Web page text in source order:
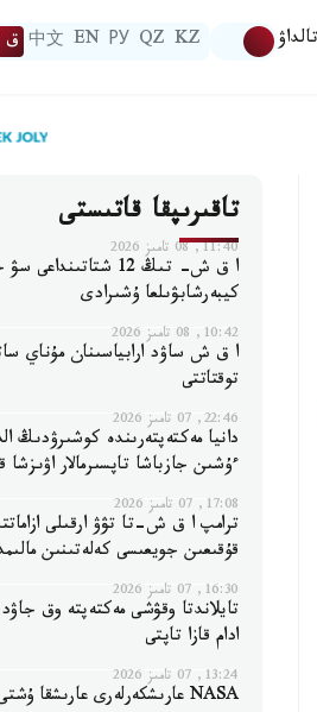
تالداۋ KZ
QZ
РУ
EN
中文 ق
تاقىرىپقا قاتىستى
11:40, 08 تامىز 2026
ا ق ش- تىڭ 12
كيبەرشابۋىلعا ۇشىرادى
10:42, 08 تامىز 2026
ا ق ش ساۋد ارابياسىنان مۇناي
توقتاتتى
22:46, 07 تامىز 2026
دانيا مەكتەپتەرىندە كوشىرۋدىڭ
ءۇشىن جازباشا تاپسىرمالار اۋىزشا
17:08, 07 تامىز 2026
ترامپ ا ق ش-تا تۋۋ ارقىلى
قۇقىعىن جويعىسى كەلەتىنىن
16:30, 07 تامىز 2026
تايلاندتا وقۋشى مەكتەپتە وق
ادام قازا تاپتى
13:24, 07 تامىز 2026
NASA عارىشكەرلەرى عارىشقا ۇشتى